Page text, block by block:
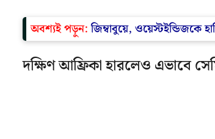
অবশ্যই পড়ুন: জিম্বাবুয়ে, ওয়েস্টইন্ডিজকে
দক্ষিণ আফ্রিকা হারলেও এভাবে